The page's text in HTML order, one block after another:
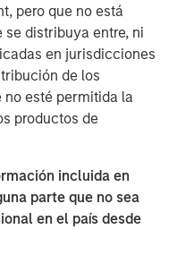
pero que no está
distribuya entre, ni
en jurisdicciones
de los
no esté permitida la
productos de
incluida en
parte que no sea
en el país desde
behind
Episode 3